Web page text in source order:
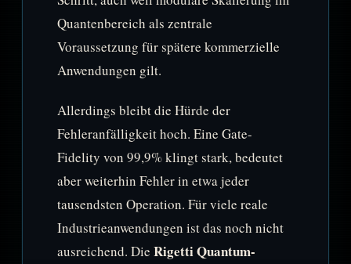
Quantenbereich als zentrale
Voraussetzung für spätere kommerzielle
Anwendungen gilt.
Allerdings bleibt die Hürde der
Fehleranfälligkeit hoch. Eine Gate-
Fidelity von 99,9% klingt stark, bedeutet
aber weiterhin Fehler in etwa jeder
tausendsten Operation. Für viele reale
Industrieanwendungen ist das noch nicht
ausreichend. Die Rigetti Quantum-